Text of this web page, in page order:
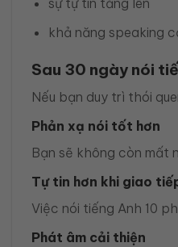
sự tự tin tăng lên
khả năng speaking
Sau 30 ngày nói
Nếu bạn duy trì thói
Phản xạ nói tốt hơn
Bạn sẽ không còn mất
Tự tin hơn khi giao
Việc nói tiếng Anh 10
Phát âm cải thiện